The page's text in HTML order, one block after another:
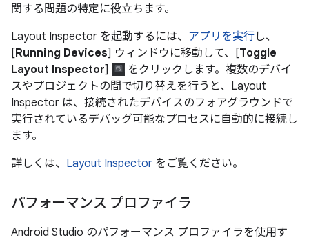
関する問題の特定に役立ちます。
Layout Inspector を起動するには、 アプリを実行し、
[Running Devices] ウィンドウに移動して、[Toggle
Layout Inspector]
をクリックします。複数のデバイ
スやプロジェクトの間で切り替えを行うと、Layout
Inspector は、接続されたデバイスのフォアグラウンドで
実行されているデバッグ可能なプロセスに自動的に接続し
ます。
詳しくは、 Layout Inspector をご覧ください。
パフォーマンス プロファイラ
Android Studio のパフォーマンス プロファイラを使用す